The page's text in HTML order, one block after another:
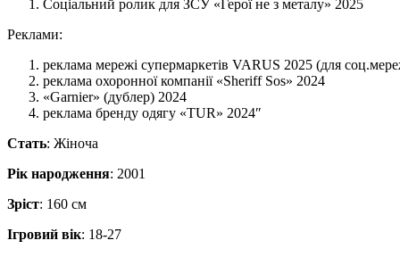
Соціальний ролик для ЗСУ «Герої не з металу» 2025
Реклами:
реклама мережі супермаркетів VARUS 2025 (для
реклама охоронної компанії «Sheriff Sos» 2024
«Garnier» (дублер) 2024
реклама бренду одягу «TUR» 2024″
Стать: Жіноча
Рік народження: 2001
Зріст: 160 см
Ігровий вік: 18-27